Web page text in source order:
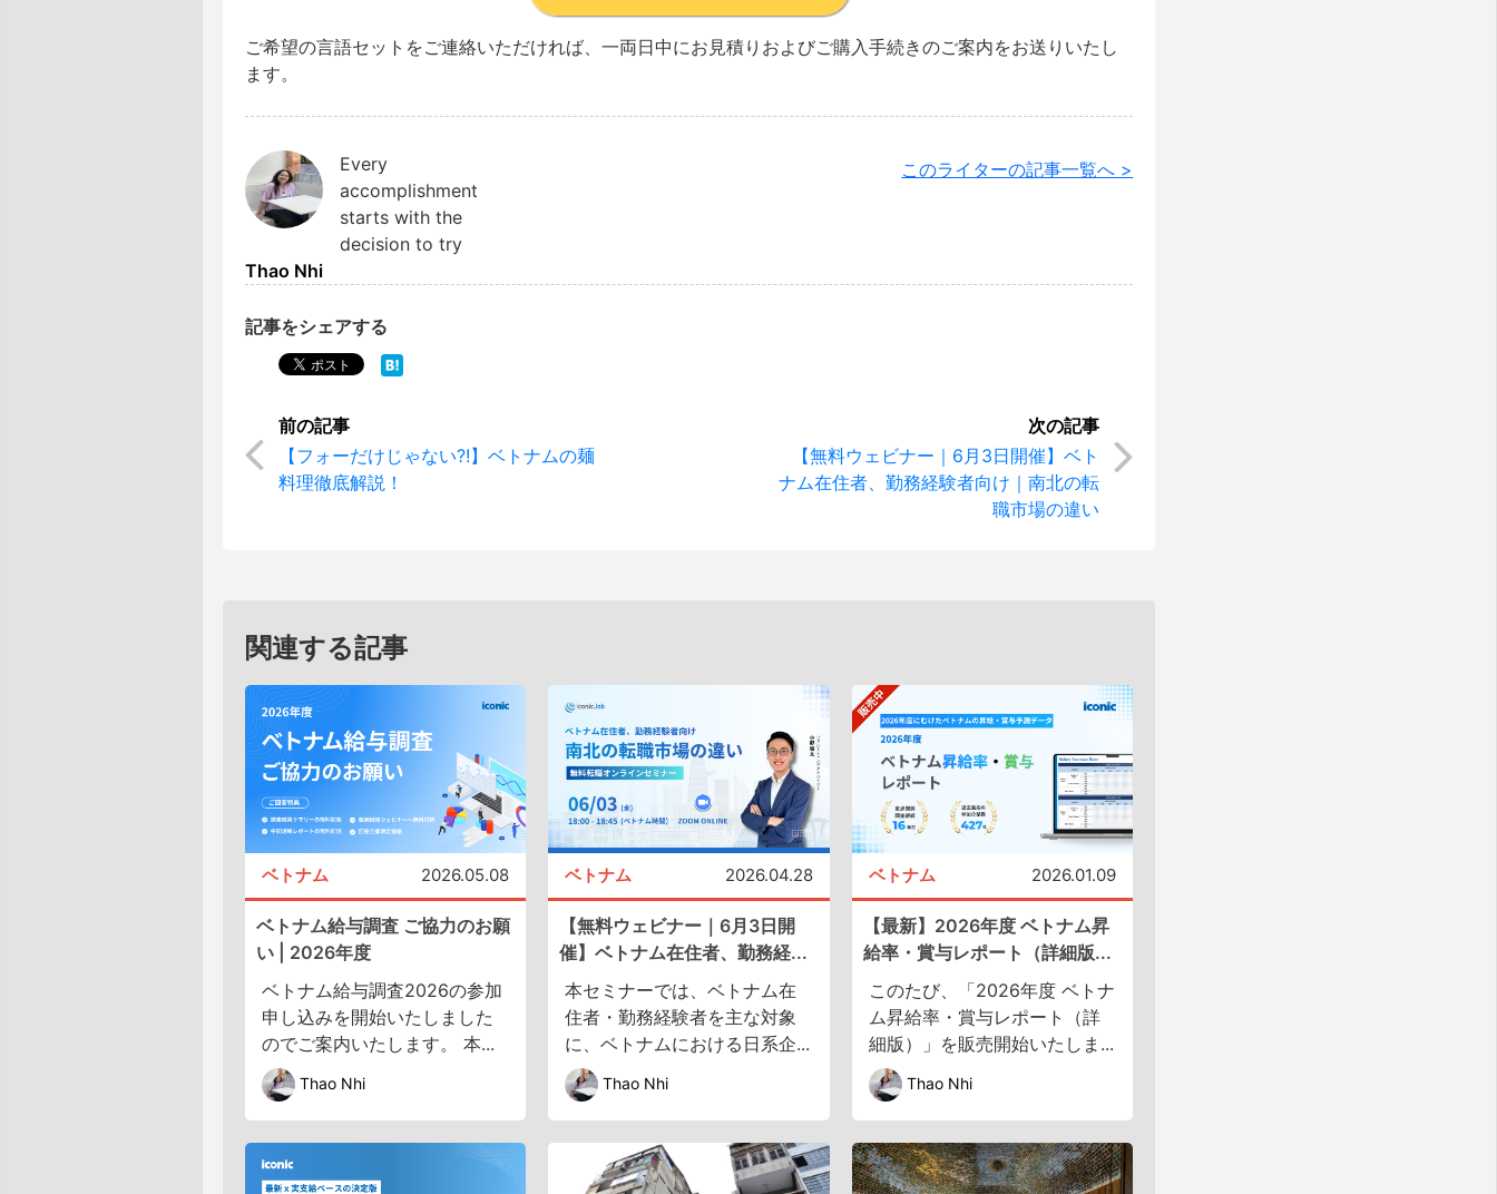
ご希望の言語セットをご連絡いただければ、一両日中にお見積りおよびご購入手続きのご案内をお送りいたし
ます。
Every
accomplishment
starts with the
decision to try
Thao Nhi
このライターの記事一覧へ >
記事をシェアする
【フォーだけじゃない?!】ベトナムの麺
料理徹底解説！
【無料ウェビナー｜6月3日開催】ベト
ナム在住者、勤務経験者向け｜南北の転
職市場の違い
関連する記事
ベトナム 2026.05.08
ベトナム給与調査 ご協力のお願
い | 2026年度
ベトナム給与調査2026の参加
申し込みを開始いたしました
のでご案内いたします。 本...
Thao Nhi
ベトナム 2026.04.28
【無料ウェビナー｜6月3日開
催】ベトナム在住者、勤務経...
本セミナーでは、ベトナム在
住者・勤務経験者を主な対象
に、ベトナムにおける日系企...
Thao Nhi
ベトナム 2026.01.09
【最新】2026年度 ベトナム昇
給率・賞与レポート（詳細版...
このたび、「2026年度 ベトナ
ム昇給率・賞与レポート（詳
細版）」を販売開始いたしま...
Thao Nhi